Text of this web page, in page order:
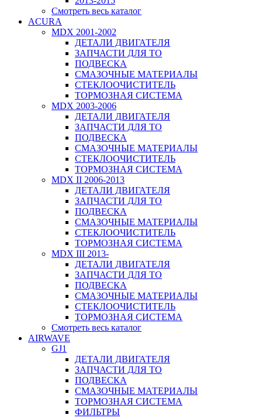
Смотреть весь каталог
ACURA
MDX 2001-2002
ДЕТАЛИ ДВИГАТЕЛЯ
ЗАПЧАСТИ ДЛЯ ТО
ПОДВЕСКА
СМАЗОЧНЫЕ МАТЕРИАЛЫ
СТЕКЛООЧИСТИТЕЛЬ
ТОРМОЗНАЯ СИСТЕМА
MDX 2003-2006
ДЕТАЛИ ДВИГАТЕЛЯ
ЗАПЧАСТИ ДЛЯ ТО
ПОДВЕСКА
СМАЗОЧНЫЕ МАТЕРИАЛЫ
СТЕКЛООЧИСТИТЕЛЬ
ТОРМОЗНАЯ СИСТЕМА
MDX II 2006-2013
ДЕТАЛИ ДВИГАТЕЛЯ
ЗАПЧАСТИ ДЛЯ ТО
ПОДВЕСКА
СМАЗОЧНЫЕ МАТЕРИАЛЫ
СТЕКЛООЧИСТИТЕЛЬ
ТОРМОЗНАЯ СИСТЕМА
MDX III 2013-
ДЕТАЛИ ДВИГАТЕЛЯ
ЗАПЧАСТИ ДЛЯ ТО
ПОДВЕСКА
СМАЗОЧНЫЕ МАТЕРИАЛЫ
СТЕКЛООЧИСТИТЕЛЬ
ТОРМОЗНАЯ СИСТЕМА
Смотреть весь каталог
AIRWAVE
GJ1
ДЕТАЛИ ДВИГАТЕЛЯ
ЗАПЧАСТИ ДЛЯ ТО
ПОДВЕСКА
СМАЗОЧНЫЕ МАТЕРИАЛЫ
ТОРМОЗНАЯ СИСТЕМА
ФИЛЬТРЫ